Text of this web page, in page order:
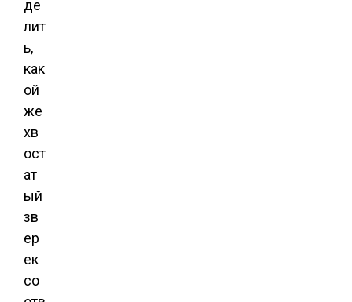
де
лит
ь,
как
ой
же
хв
ост
ат
ый
зв
ер
ек
со